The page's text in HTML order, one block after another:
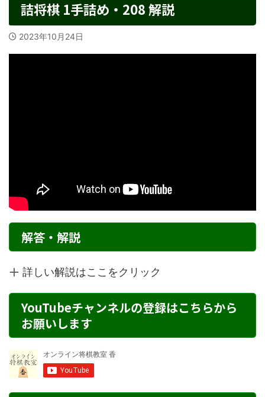
詰将棋 1手詰め・208 解説
2023年10月24日
解答・解説
詳しい解説はここをクリック
YouTubeチャンネルの登録はこちらから
お願いします